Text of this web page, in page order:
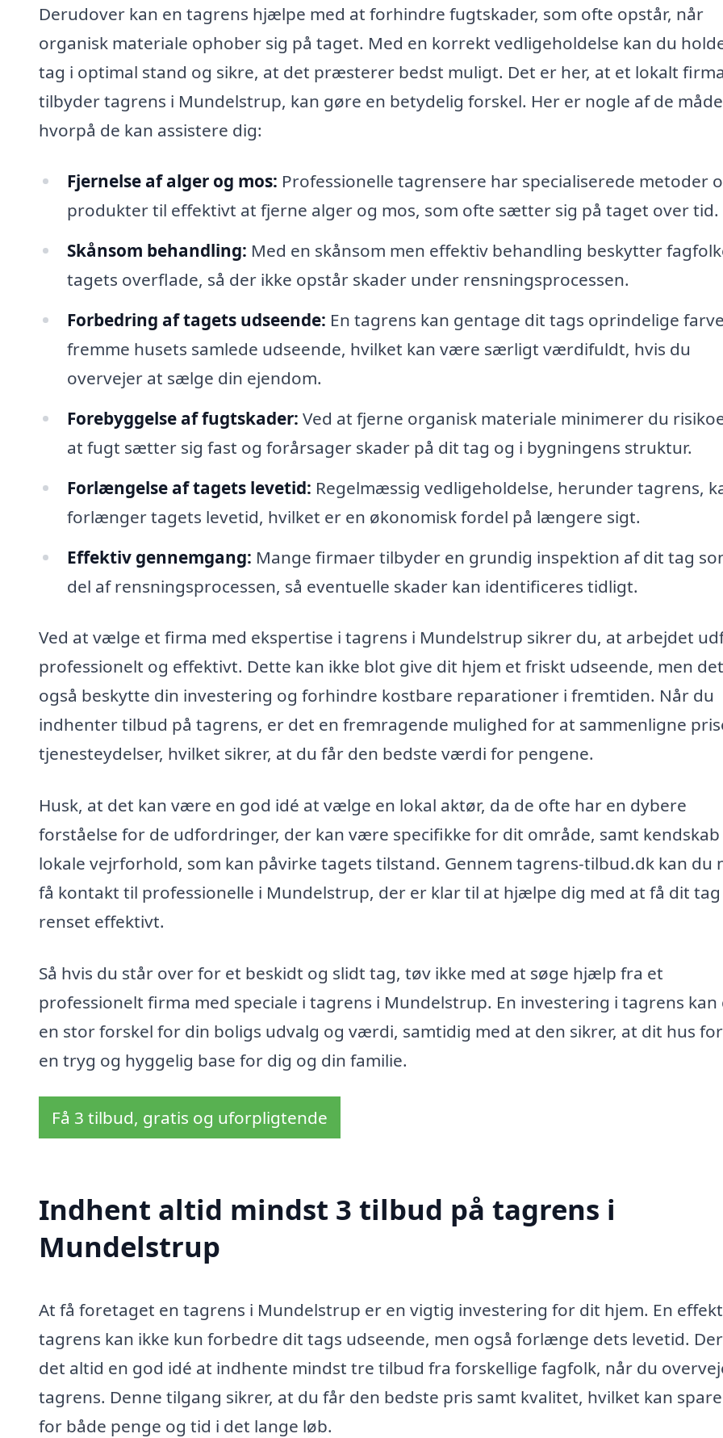
Derudover kan en tagrens hjælpe med at forhindre fugtskader, som ofte opstår, når
organisk materiale ophober sig på taget. Med en korrekt vedligeholdelse kan du
tag i optimal stand og sikre, at det præsterer bedst muligt. Det er her, at et lokalt
tilbyder tagrens i Mundelstrup, kan gøre en betydelig forskel. Her er nogle af de
hvorpå de kan assistere dig:
Fjernelse af alger og mos: Professionelle tagrensere har specialiserede metoder
produkter til effektivt at fjerne alger og mos, som ofte sætter sig på taget over tid.
Skånsom behandling: Med en skånsom men effektiv behandling beskytter
tagets overflade, så der ikke opstår skader under rensningsprocessen.
Forbedring af tagets udseende: En tagrens kan gentage dit tags oprindelige
fremme husets samlede udseende, hvilket kan være særligt værdifuldt, hvis du
overvejer at sælge din ejendom.
Forebyggelse af fugtskader: Ved at fjerne organisk materiale minimerer du
at fugt sætter sig fast og forårsager skader på dit tag og i bygningens struktur.
Forlængelse af tagets levetid: Regelmæssig vedligeholdelse, herunder tagrens,
forlænger tagets levetid, hvilket er en økonomisk fordel på længere sigt.
Effektiv gennemgang: Mange firmaer tilbyder en grundig inspektion af dit tag
del af rensningsprocessen, så eventuelle skader kan identificeres tidligt.
Ved at vælge et firma med ekspertise i tagrens i Mundelstrup sikrer du, at arbejdet
professionelt og effektivt. Dette kan ikke blot give dit hjem et friskt udseende, men
også beskytte din investering og forhindre kostbare reparationer i fremtiden. Når du
indhenter tilbud på tagrens, er det en fremragende mulighed for at sammenligne
tjenesteydelser, hvilket sikrer, at du får den bedste værdi for pengene.
Husk, at det kan være en god idé at vælge en lokal aktør, da de ofte har en dybere
forståelse for de udfordringer, der kan være specifikke for dit område, samt
lokale vejrforhold, som kan påvirke tagets tilstand. Gennem tagrens-tilbud.dk kan du
få kontakt til professionelle i Mundelstrup, der er klar til at hjælpe dig med at få dit tag
renset effektivt.
Så hvis du står over for et beskidt og slidt tag, tøv ikke med at søge hjælp fra et
professionelt firma med speciale i tagrens i Mundelstrup. En investering i tagrens kan
en stor forskel for din boligs udvalg og værdi, samtidig med at den sikrer, at dit hus
en tryg og hyggelig base for dig og din familie.
Få 3 tilbud, gratis og uforpligtende
Indhent altid mindst 3 tilbud på tagrens i
Mundelstrup
At få foretaget en tagrens i Mundelstrup er en vigtig investering for dit hjem. En
tagrens kan ikke kun forbedre dit tags udseende, men også forlænge dets levetid.
det altid en god idé at indhente mindst tre tilbud fra forskellige fagfolk, når du
tagrens. Denne tilgang sikrer, at du får den bedste pris samt kvalitet, hvilket kan
for både penge og tid i det lange løb.